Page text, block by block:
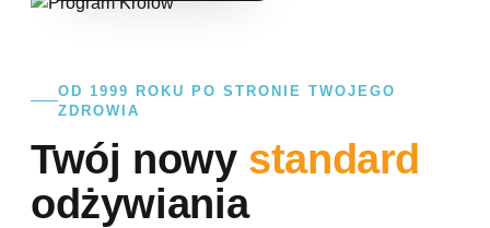
OD 1999 ROKU PO STRONIE TWOJEGO
ZDROWIA
Twój nowy standard
odżywiania